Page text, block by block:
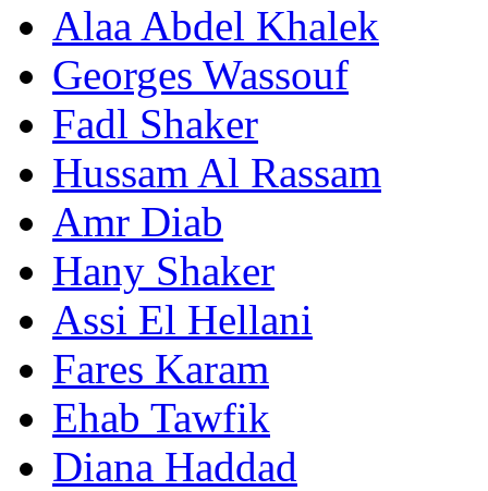
Alaa Abdel Khalek
Georges Wassouf
Fadl Shaker
Hussam Al Rassam
Amr Diab
Hany Shaker
Assi El Hellani
Fares Karam
Ehab Tawfik
Diana Haddad